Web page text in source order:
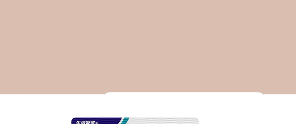
全部 A–E F–J K–O